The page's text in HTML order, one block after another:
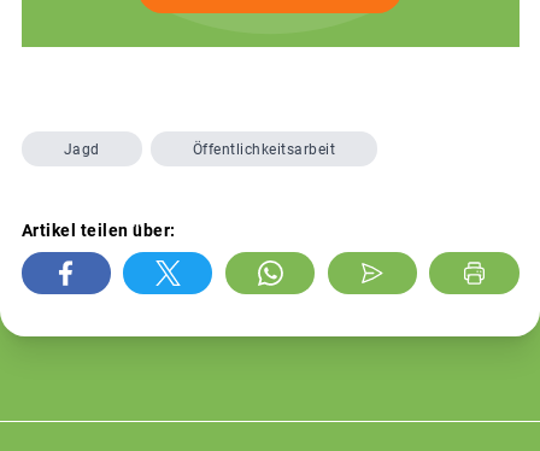
Jagd Öffentlichkeitsarbeit
Artikel teilen über: